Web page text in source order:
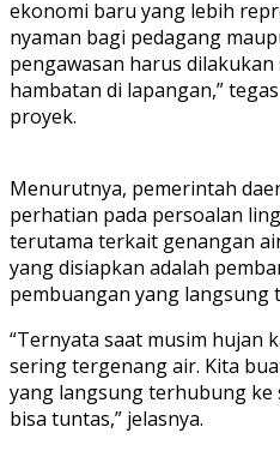
ekonomi baru yang lebih
nyaman bagi pedagang
pengawasan harus
hambatan di lapangan,”
proyek.
Menurutnya, pemerintah
perhatian pada persoalan
terutama terkait genangan
yang disiapkan adalah
pembuangan yang langsung
‎“Ternyata saat musim hujan
sering tergenang air. Kita
yang langsung terhubung
bisa tuntas,” jelasnya.